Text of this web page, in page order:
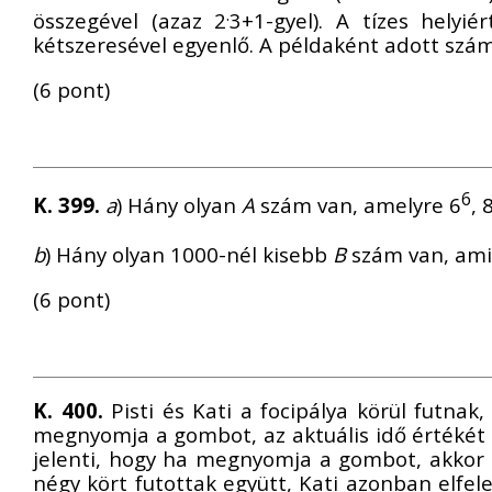
összegével (azaz 2.3+1-gyel). A tízes
kétszeresével egyenlő. A példaként adott
(6 pont)
K. 399. a) Hány olyan A szám van, amelyre 66,
b) Hány olyan 1000-nél kisebb Bszám van,
(6 pont)
K. 400. Pisti és Kati a focipálya körül
megnyomja a gombot, az aktuális idő
jelenti, hogy ha megnyomja a gombot,
négy kört futottak együtt, Kati azonban